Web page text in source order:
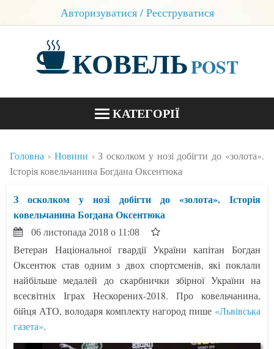
Авторизуватися / Реєструватися
КОВЕЛЬPOST
КАТЕГОРІЇ
БЛОГИ
КОНТАКТИ
Головна Новини
З осколком у нозі добігти до «золота».
Історія ковельчанина Богдана Оксентюка
З осколком у нозі добігти до «золота». Історія
ковельчанина Богдана Оксентюка
06 листопада 2018 о 11:08
Ветеран Національної гвардії України капітан Богдан
Оксентюк cтав одним з двох спортсменів, які поклали
найбільше медалей до скарбнички збірної України на
всесвітніх Іграх Нескорених-2018. Про ковельчанина,
бійця АТО, володаря комплекту нагород пише «Львівська
газета».